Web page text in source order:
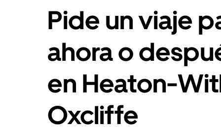
Pide un viaje
ahora o
en Heaton-
Oxcliffe